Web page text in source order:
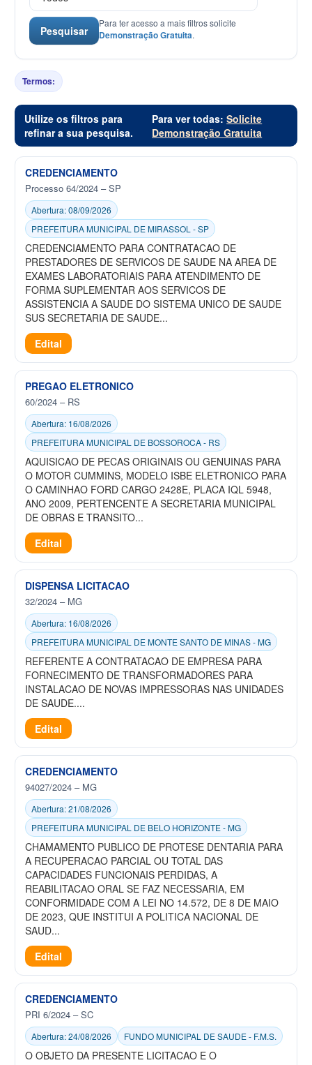
Pesquisar
Para ter acesso a mais filtros solicite
Demonstração Gratuita.
Termos:
Utilize os filtros para
refinar a sua pesquisa.
Para ver todas:Solicite
Demonstração Gratuita
CREDENCIAMENTO
Processo 64/2024 – SP
Abertura: 08/09/2026
PREFEITURA MUNICIPAL DE MIRASSOL - SP
CREDENCIAMENTO PARA CONTRATACAO DE
PRESTADORES DE SERVICOS DE SAUDE NA AREA DE
EXAMES LABORATORIAIS PARA ATENDIMENTO DE
FORMA SUPLEMENTAR AOS SERVICOS DE
ASSISTENCIA A SAUDE DO SISTEMA UNICO DE SAUDE
SUS SECRETARIA DE SAUDE...
Edital
PREGAO ELETRONICO
60/2024 – RS
Abertura: 16/08/2026
PREFEITURA MUNICIPAL DE BOSSOROCA - RS
AQUISICAO DE PECAS ORIGINAIS OU GENUINAS PARA
O MOTOR CUMMINS, MODELO ISBE ELETRONICO PARA
O CAMINHAO FORD CARGO 2428E, PLACA IQL 5948,
ANO 2009, PERTENCENTE A SECRETARIA MUNICIPAL
DE OBRAS E TRANSITO...
Edital
DISPENSA LICITACAO
32/2024 – MG
Abertura: 16/08/2026
PREFEITURA MUNICIPAL DE MONTE SANTO DE MINAS - MG
REFERENTE A CONTRATACAO DE EMPRESA PARA
FORNECIMENTO DE TRANSFORMADORES PARA
INSTALACAO DE NOVAS IMPRESSORAS NAS UNIDADES
DE SAUDE....
Edital
CREDENCIAMENTO
94027/2024 – MG
Abertura: 21/08/2026
PREFEITURA MUNICIPAL DE BELO HORIZONTE - MG
CHAMAMENTO PUBLICO DE PROTESE DENTARIA PARA
A RECUPERACAO PARCIAL OU TOTAL DAS
CAPACIDADES FUNCIONAIS PERDIDAS, A
REABILITACAO ORAL SE FAZ NECESSARIA, EM
CONFORMIDADE COM A LEI NO 14.572, DE 8 DE MAIO
DE 2023, QUE INSTITUI A POLITICA NACIONAL DE
SAUD...
Edital
CREDENCIAMENTO
PRI 6/2024 – SC
Abertura: 24/08/2026 FUNDO MUNICIPAL DE SAUDE - F.M.S.
O OBJETO DA PRESENTE LICITACAO E O